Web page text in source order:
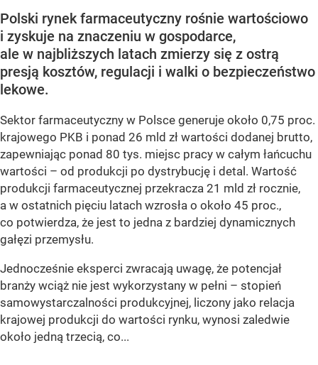
Polski rynek farmaceutyczny rośnie wartościowo
i zyskuje na znaczeniu w gospodarce,
ale w najbliższych latach zmierzy się z ostrą
presją kosztów, regulacji i walki o bezpieczeństwo
lekowe.
Sektor farmaceutyczny w Polsce generuje około 0,75 proc.
krajowego PKB i ponad 26 mld zł wartości dodanej brutto,
zapewniając ponad 80 tys. miejsc pracy w całym łańcuchu
wartości – od produkcji po dystrybucję i detal. Wartość
produkcji farmaceutycznej przekracza 21 mld zł rocznie,
a w ostatnich pięciu latach wzrosła o około 45 proc.,
co potwierdza, że jest to jedna z bardziej dynamicznych
gałęzi przemysłu.
Jednocześnie eksperci zwracają uwagę, że potencjał
branży wciąż nie jest wykorzystany w pełni – stopień
samowystarczalności produkcyjnej, liczony jako relacja
krajowej produkcji do wartości rynku, wynosi zaledwie
około jedną trzecią, co...